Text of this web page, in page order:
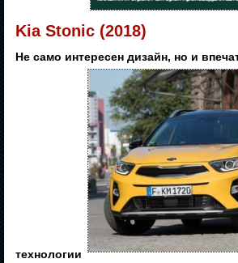
Kia Stonic (2018)
Не само интересен дизайн, но и
технологии